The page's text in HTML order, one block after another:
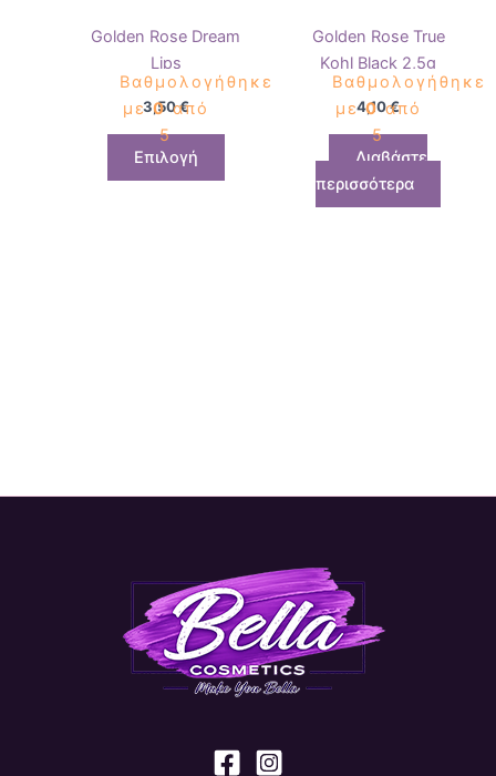
Golden Rose Dream
Lips
Βαθμολογήθηκε
με0από
5
3,50€
Επιλογή
σελίδα
του
προϊόντος
Golden Rose True
Kohl Black 2,5g
Βαθμολογήθηκε
με0από
5
4,10€
Διαβάστε
περισσότερα